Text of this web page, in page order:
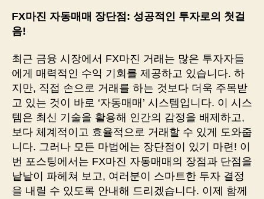
FX마진 자동매매 장단점: 성공적인 투자로의 첫걸
음!
최근 금융 시장에서 FX마진 거래는 많은 투자자들
에게 매력적인 수익 기회를 제공하고 있습니다. 하
지만, 직접 손으로 거래를 하는 것보다 더욱 주목받
고 있는 것이 바로 ‘자동매매’ 시스템입니다. 이 시스
템은 최신 기술을 활용해 인간의 감정을 배제하고,
보다 체계적이고 효율적으로 거래할 수 있게 도와줍
니다. 그러나 모든 마법에는 장단점이 있기 마련! 이
번 포스팅에서는 FX마진 자동매매의 장점과 단점을
낱낱이 파헤쳐 보고, 여러분이 스마트한 투자 결정
을 내릴 수 있도록 안내해 드리겠습니다. 이제 함께